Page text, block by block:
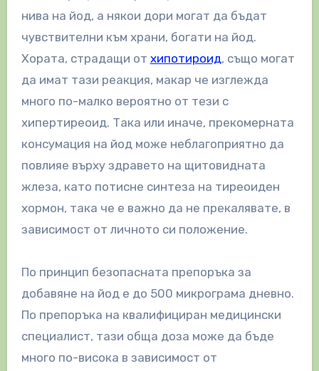
нива на йод, а някои дори могат да бъдат
чувствителни към храни, богати на йод.
Хората, страдащи от хипотироид, също могат
да имат тази реакция, макар че изглежда
много по-малко вероятно от тези с
хипертиреоид. Така или иначе, прекомерната
консумация на йод може неблагоприятно да
повлияе върху здравето на щитовидната
жлеза, като потисне синтеза на тиреоиден
хормон, така че е важно да не прекалявате, в
зависимост от личното си положение.
По принцип безопасната препоръка за
добавяне на йод е до 500 микрограма дневно.
По препоръка на квалифициран медицински
специалист, тази обща доза може да бъде
много по-висока в зависимост от